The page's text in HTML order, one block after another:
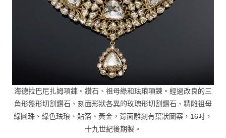
海德拉巴尼扎姆項鍊。鑽石、祖母綠和珐琅項鍊。經過改良的三
角形盤形切割鑽石、刻面形狀各異的玫瑰形切割鑽石、精雕祖母
綠圓珠、綠色珐琅、貼箔、黃金，背面雕刻有葉狀圖案，16吋，
十九世紀後期製。